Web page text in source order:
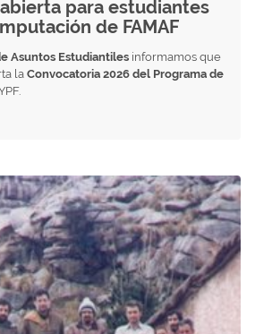
para estudiantes
de FAMAF
Asuntos Estudiantiles informamos que
la Convocatoria 2026 del Programa de